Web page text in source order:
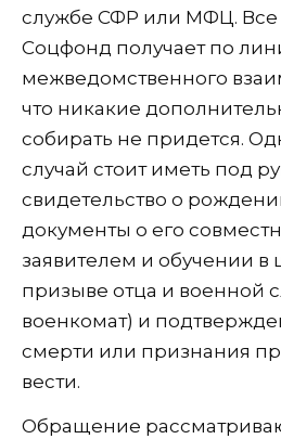
службе СФР или МФЦ. Все
Соцфонд получает по
межведомственного
что никакие
собирать не придется.
случай стоит иметь под
свидетельство о
документы о его
заявителем и обучении в
призыве отца и военной
военкомат) и
смерти или признания
вести.
Обращение